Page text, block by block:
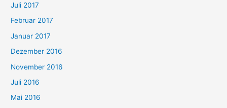
Juli 2017
Februar 2017
Januar 2017
Dezember 2016
November 2016
Juli 2016
Mai 2016